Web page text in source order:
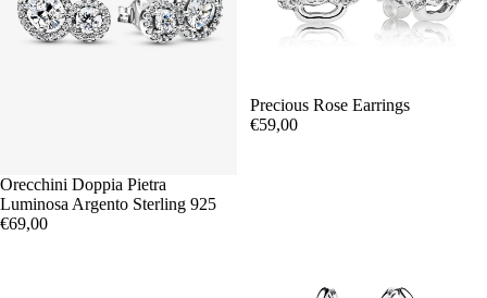
Orecchini Doppia Pietra
Luminosa Argento Sterling 925
€69,00
Precious Rose Earrings
€59,00